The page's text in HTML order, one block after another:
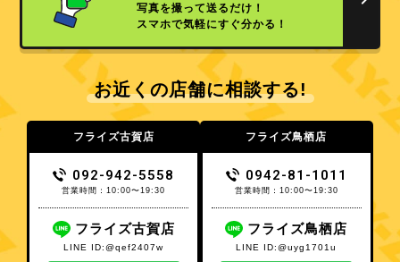
写真を撮って送るだけ！
スマホで気軽にすぐ分かる！
お近くの店舗に相談する!
フライズ古賀店
092-942-5558
営業時間：10:00〜19:30
フライズ古賀店
LINE ID:@qef2407w
フライズ鳥栖店
0942-81-1011
営業時間：10:00〜19:30
フライズ鳥栖店
LINE ID:@uyg1701u